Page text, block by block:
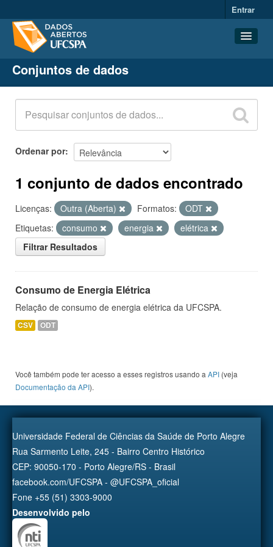
Entrar
Conjuntos de dados
Organizações
Grupos
Sobre
Conjuntos de dados
Ordenar por
1 conjunto de dados encontrado
Licenças: Outra (Aberta) Formatos:
ODT
Etiquetas:
consumo energia
elétrica
Filtrar Resultados
Consumo de Energia Elétrica
Relação de consumo de energia elétrica da UFCSPA.
CSV ODT
Você também pode ter acesso a esses registros usando a API (veja
Documentação da API).
Universidade Federal de Ciências da Saúde de Porto Alegre
Rua Sarmento Leite, 245 - Bairro Centro Histórico
CEP: 90050-170 - Porto Alegre/RS - Brasil
facebook.com/UFCSPA - @UFCSPA_oficial
Fone +55 (51) 3303-9000
Desenvolvido pelo